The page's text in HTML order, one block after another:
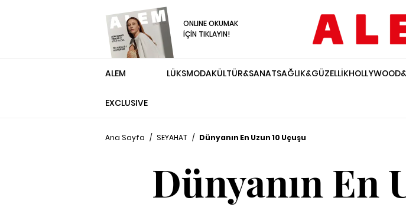
ONLINE OKUMAK
İÇİN TIKLAYIN!
ALEM
EXCLUSIVE
LÜKSMODAKÜLTÜR&SANATSAĞLIK&GÜZELLİK
Ana Sayfa / SEYAHAT / Dünyanın En Uzun 10 Uçuşu
Dünyanın En